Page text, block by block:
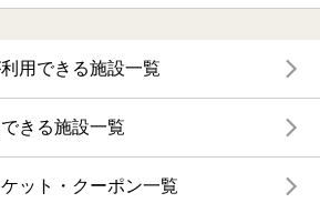
用できる施設一覧
きる施設一覧
ット・クーポン一覧